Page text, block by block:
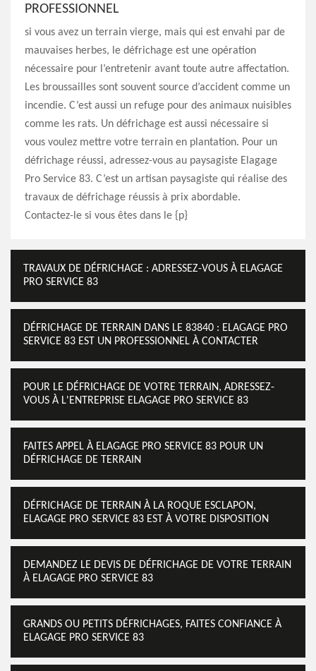
PROFESSIONNEL
si vous avez un terrain vierge, mais qui est envahi par de
mauvaises herbes, le défrichage est une opération
nécessaire pour l’entretenir avant toute autre affectation.
Les broussailles sont souvent source d’accident comme un
incendie. C’est aussi un refuge pour des animaux nuisibles
comme les rats. Un défrichage est aussi nécessaire si
vous voulez mettre votre terrain en plantation. Pour un
défrichage réussi, adressez-vous au paysagiste Elagage
Pro Service 83. C’est un artisan paysagiste qui réalise des
travaux de défrichage réussis à prix abordable.
Contactez-le si vous êtes dans le {p}
TRAVAUX DE DÉFRICHAGE : ADRESSEZ-VOUS À ELAGAGE
PRO SERVICE 83
DÉFRICHAGE DE TERRAIN DANS LE 83840 : ELAGAGE PRO
SERVICE 83 EST UN PROFESSIONNEL À CONTACTER
POUR LE DÉFRICHAGE DE VOTRE TERRAIN, ADRESSEZ-
VOUS À L'ENTREPRISE ELAGAGE PRO SERVICE 83
FAITES APPEL À ELAGAGE PRO SERVICE 83 POUR UN
DÉFRICHAGE DE TERRAIN
DÉFRICHAGE DE TERRAIN À LA ROQUE ESCLAPON,
ELAGAGE PRO SERVICE 83 EST À VOTRE DISPOSITION
DEMANDEZ LE DEVIS DE DÉFRICHAGE DE VOTRE TERRAIN
À ELAGAGE PRO SERVICE 83
GRANDS OU PETITS DÉFRICHAGES, FAITES CONFIANCE À
ELAGAGE PRO SERVICE 83